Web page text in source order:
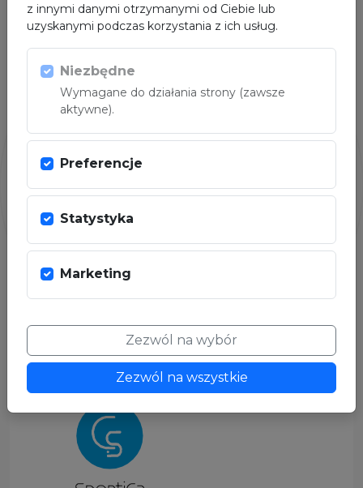
PARTNER
z innymi danymi otrzymanymi od Ciebie lub
uzyskanymi podczas korzystania z ich usług.
Niezbędne
Wymagane do działania strony (zawsze
aktywne).
Preferencje
Statystyka
Marketing
Zezwól na wybór
Zezwól na wszystkie